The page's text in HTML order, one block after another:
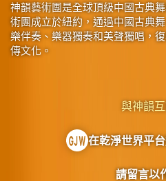
神韻藝術團是全球頂級中國古典
術團成立於紐約，通過中國古典
樂伴奏、樂器獨奏和美聲獨唱，
傳文化。
與神韻互
在乾淨世界平
請留言以